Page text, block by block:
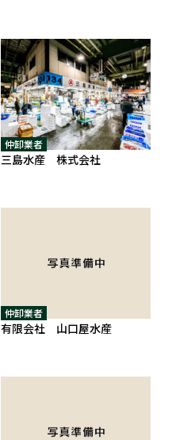
仲卸業者
三島水産 株式会社
仲卸業者
有限会社 山口屋水産